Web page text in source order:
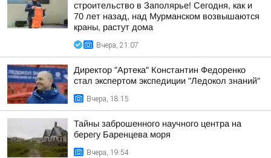
строительство в Заполярье! Сегодня, как и
70 лет назад, над Мурманском возвышаются
краны, растут дома
Вчера, 21:07
Директор "Артека" Константин Федоренко
стал экспертом экспедиции "Ледокол знаний"
Вчера, 18:15
Тайны заброшенного научного центра на
берегу Баренцева моря
Вчера, 19:54